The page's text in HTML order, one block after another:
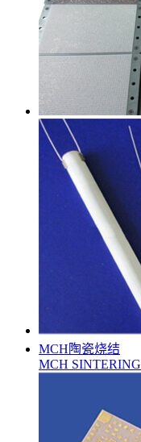
MCH陶瓷烧结
MCH SINTERING